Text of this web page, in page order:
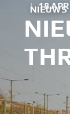
NIEUWS
| 18